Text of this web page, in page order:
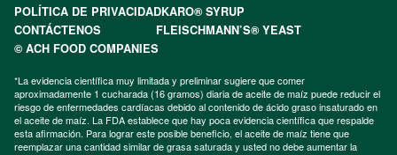
POLÍTICA DE PRIVACIDADKARO® SYRUP
CONTÁCTENOS
FLEISCHMANN’S® YEAST
© ACH FOOD COMPANIES
*La evidencia científica muy limitada y preliminar sugiere que comer
aproximadamente 1 cucharada (16 gramos) diaria de aceite de maíz puede reducir el
riesgo de enfermedades cardíacas debido al contenido de ácido graso insaturado en
el aceite de maíz. La FDA establece que hay poca evidencia científica que respalde
esta afirmación. Para lograr este posible beneficio, el aceite de maíz tiene que
reemplazar una cantidad similar de grasa saturada y usted no debe aumentar la